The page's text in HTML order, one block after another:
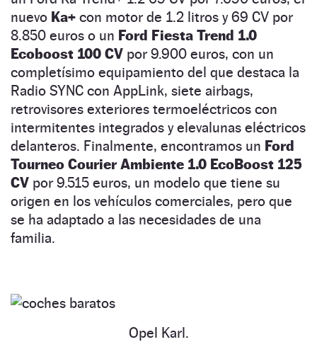
nuevo Ka+ con motor de 1.2 litros y 69 CV por
8.850 euros o un Ford Fiesta Trend 1.0
Ecoboost 100 CV por 9.900 euros, con un
completísimo equipamiento del que destaca la
Radio SYNC con AppLink, siete airbags,
retrovisores exteriores termoeléctricos con
intermitentes integrados y elevalunas eléctricos
delanteros. Finalmente, encontramos un Ford
Tourneo Courier Ambiente 1.0 EcoBoost 125
CV por 9.515 euros, un modelo que tiene su
origen en los vehículos comerciales, pero que
se ha adaptado a las necesidades de una
familia.
Opel Karl.